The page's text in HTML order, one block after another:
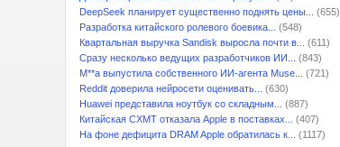
DeepSeek планирует существенно поднять цены...
(655)
Разработка китайского ролевого боевика...
(548)
Квартальная выручка Sandisk выросла почти в...
(611)
Сразу несколько ведущих разработчиков ИИ...
(843)
M**a выпустила собственного ИИ-агента Muse...
(721)
Reddit доверила нейросети оценивать...
(630)
Huawei представила ноутбук со складным...
(887)
Китайская CXMT отказала Apple в поставках...
(407)
На фоне дефицита DRAM Apple обратилась к...
(1117)